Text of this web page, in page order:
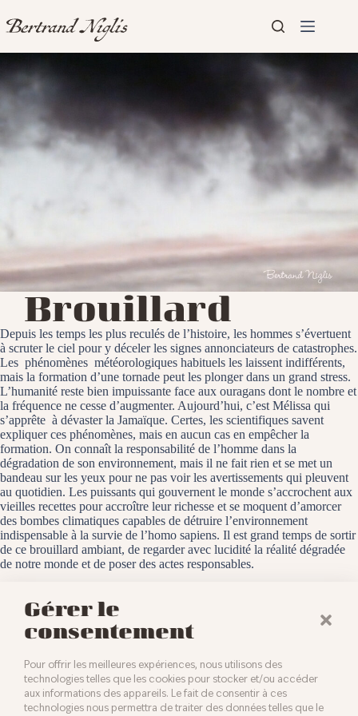
Gérer le
consentement
Pour offrir les meilleures expériences, nous utilisons des
technologies telles que les cookies pour stocker et/ou accéder
aux informations des appareils. Le fait de consentir à ces
technologies nous permettra de traiter des données telles que le
au
contenu
Aucun
résultat
Articles
Brouillard
Depuis les temps les plus reculés de l’histoire, les hommes s’évertuent
à scruter le ciel pour y déceler les signes annonciateurs de catastrophes.
Les phénomènes météorologiques habituels les laissent indifférents,
mais la formation d’une tornade peut les plonger dans un grand stress.
L’humanité reste bien impuissante face aux ouragans dont le nombre et
la fréquence ne cesse d’augmenter. Aujourd’hui, c’est Mélissa qui
s’apprête à dévaster la Jamaïque. Certes, les scientifiques savent
expliquer ces phénomènes, mais en aucun cas en empêcher la
formation. On connaît la responsabilité de l’homme dans la
dégradation de son environnement, mais il ne fait rien et se met un
bandeau sur les yeux pour ne pas voir les avertissements qui pleuvent
au quotidien. Les puissants qui gouvernent le monde s’accrochent aux
vieilles recettes pour accroître leur richesse et se moquent d’amorcer
des bombes climatiques capables de détruire l’environnement
indispensable à la survie de l’homo sapiens. Il est grand temps de sortir
de ce brouillard ambiant, de regarder avec lucidité la réalité dégradée
de notre monde et de poser des actes responsables.